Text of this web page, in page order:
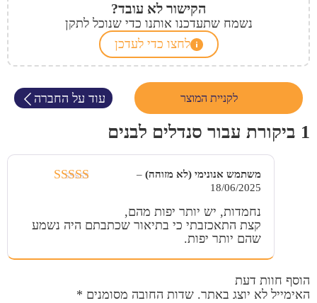
הקישור לא עובד?
נשמח שתעדכנו אותנו כדי שנוכל לתקן
לחצו כדי לעדכן
לקניית המוצר עוד על החברה
1 ביקורת עבור סנדלים לבנים
משתמש אנונימי (לא מזוהה) –
18/06/2025
נחמדות, יש יותר יפות מהם,
קצת התאכזבתי כי בתיאור שכתבתם היה נשמע
שהם יותר יפות.
הוסף חוות דעת
האימייל לא יוצג באתר. שדות החובה מסומנים *